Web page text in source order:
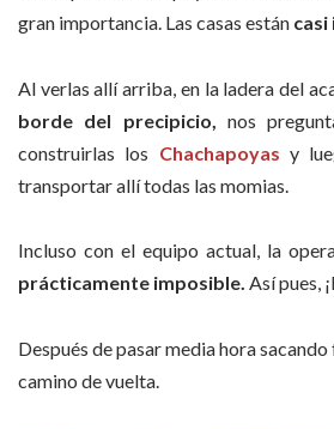
gran importancia. Las casas están casi
Al verlas allí arriba, en la ladera del
borde del precipicio,
nos
construirlas los Chachapoyas y
transportar allí todas las momias.
Incluso con el equipo actual, la
prácticamente imposible. Así pues,
Después de pasar media hora
camino de vuelta.